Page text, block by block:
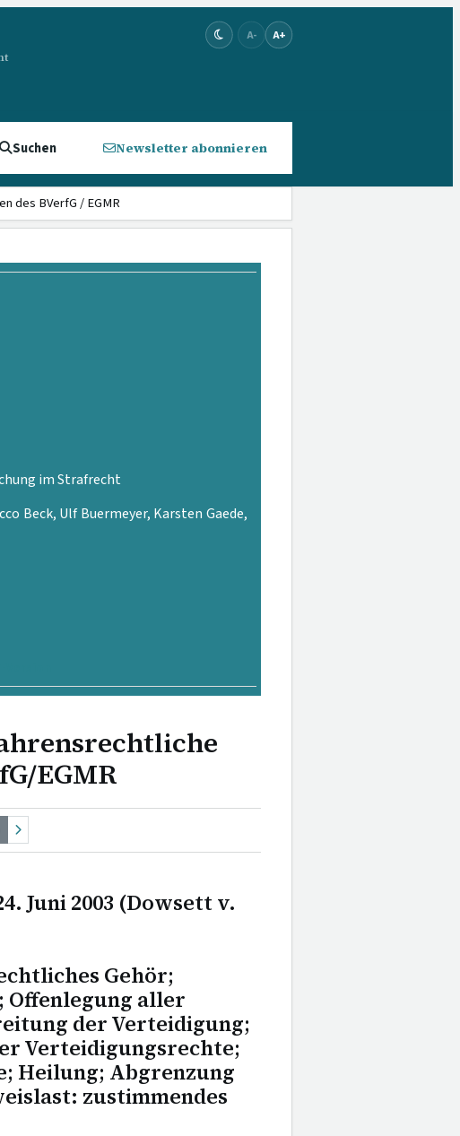
A- A+
Suchen Newsletter abonnieren
des BVerfG / EGMR
im Strafrecht
Beck, Ulf Buermeyer, Karsten Gaede,
EGMR
Juni 2003 (Dowsett v.
Gehör;
aller
der Verteidigung;
Verteidigungsrechte;
Heilung; Abgrenzung
zustimmendes